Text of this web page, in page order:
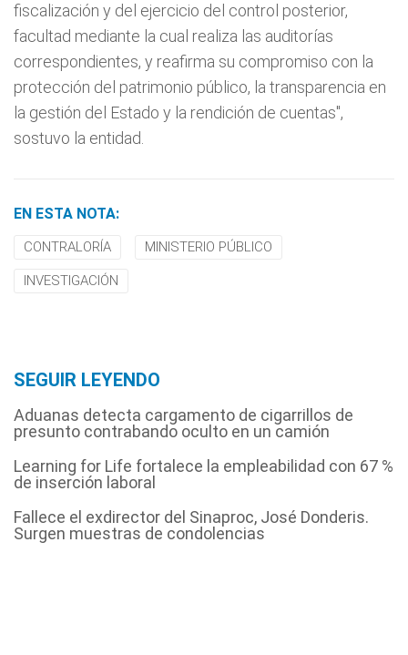
fiscalización y del ejercicio del control posterior,
facultad mediante la cual realiza las auditorías
correspondientes, y reafirma su compromiso con la
protección del patrimonio público, la transparencia en
la gestión del Estado y la rendición de cuentas",
sostuvo la entidad.
EN ESTA NOTA:
CONTRALORÍA MINISTERIO PÚBLICO
INVESTIGACIÓN
SEGUIR LEYENDO
Aduanas detecta cargamento de cigarrillos de
presunto contrabando oculto en un camión
Learning for Life fortalece la empleabilidad con 67 %
de inserción laboral
Fallece el exdirector del Sinaproc, José Donderis.
Surgen muestras de condolencias